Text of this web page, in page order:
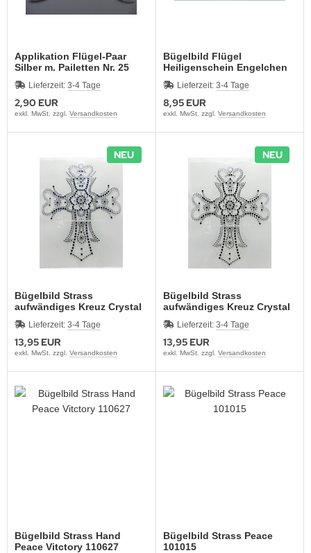
Applikation Flügel-Paar
Silber m. Pailetten Nr. 25
Lieferzeit: 3-4 Tage
2,90 EUR
exkl. MwSt. zzgl. Versandkosten
Bügelbild Flügel
Heiligenschein Engelchen
110701
Lieferzeit: 3-4 Tage
8,95 EUR
exkl. MwSt. zzgl. Versandkosten
NEU
Bügelbild Strass
aufwändiges Kreuz Crystal
+ Cobaltblau 120223
Lieferzeit: 3-4 Tage
13,95 EUR
exkl. MwSt. zzgl. Versandkosten
NEU
Bügelbild Strass
aufwändiges Kreuz Crystal
+ Schwarz 120223
Lieferzeit: 3-4 Tage
13,95 EUR
exkl. MwSt. zzgl. Versandkosten
Bügelbild Strass Hand
Peace Vitctory 110627
Bügelbild Strass Peace
101015